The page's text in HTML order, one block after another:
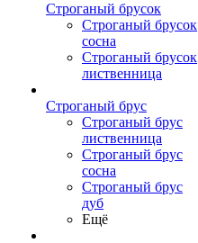
Строганый брусок
Строганый брусок
сосна
Строганый брусок
лиственница
Строганый брус
Строганый брус
лиственница
Строганый брус
сосна
Строганый брус
дуб
Ещё